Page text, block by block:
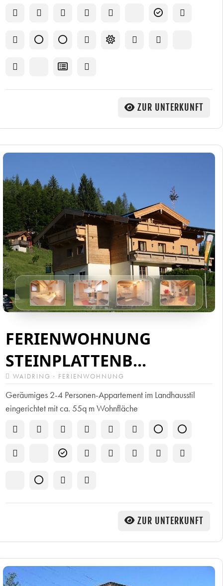
ZUR UNTERKUNFT
FERIENWOHNUNG
STEINPLATTENB...
WAIDRING · FERIENWOHNUNG
Geräumiges 2-4 Personen-Appartement im Landhausstil
eingerichtet mit ca. 55q m Wohnfläche
ZUR UNTERKUNFT